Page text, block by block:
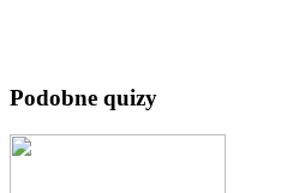
Podobne quizy